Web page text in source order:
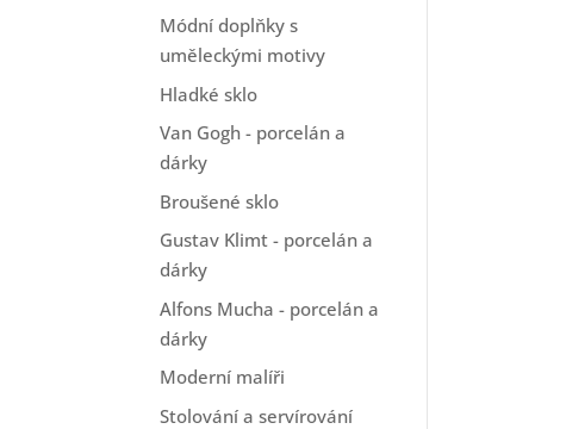
Módní doplňky s
uměleckými motivy
Hladké sklo
Van Gogh - porcelán a
dárky
Broušené sklo
Gustav Klimt - porcelán a
dárky
Alfons Mucha - porcelán a
dárky
Moderní malíři
Stolování a servírování